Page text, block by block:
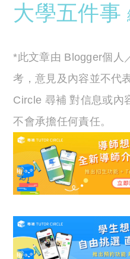
大學五件事
*此文章由 Blogger個人
考，意見及內容並不代
Circle 尋補 對信息或內
不會承擔任何責任。